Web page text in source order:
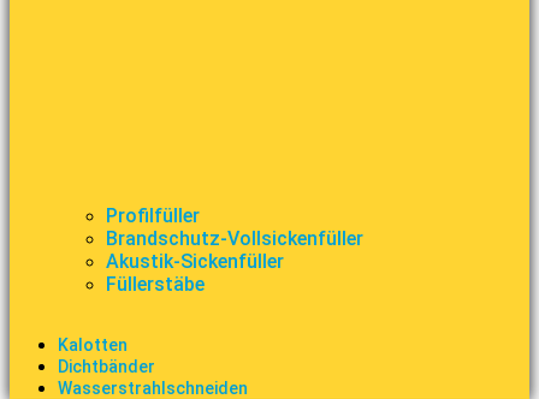
Profilfüller
Brandschutz-Vollsickenfüller
Akustik-Sickenfüller
Füllerstäbe
Kalotten
Dichtbänder
Wasserstrahlschneiden